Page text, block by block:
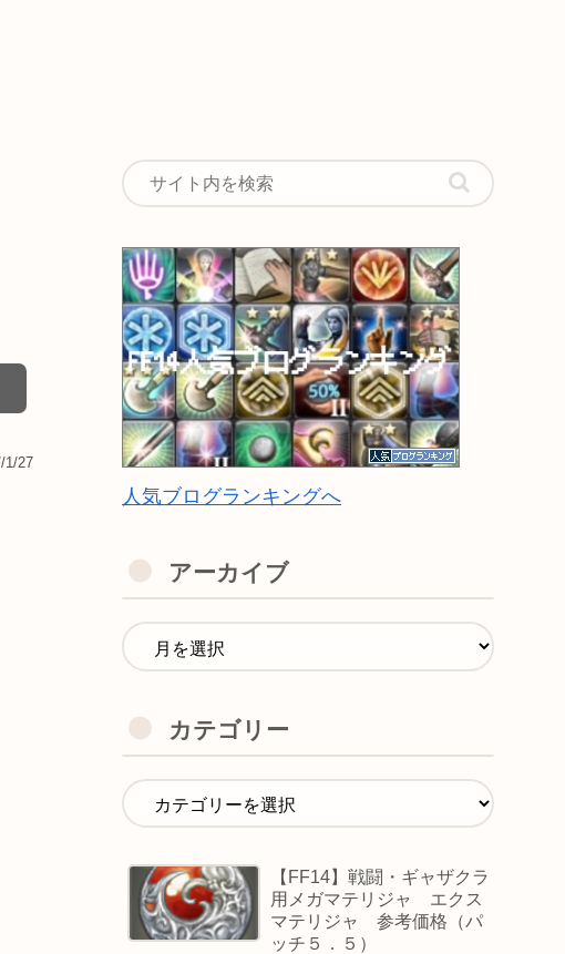
1/27
人気ブログランキングへ
アーカイブ
カテゴリー
【FF14】戦闘・ギャザクラ
用メガマテリジャ エクス
マテリジャ 参考価格（パ
ッチ５．５）